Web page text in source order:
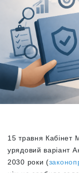
15 травня Кабінет
урядовий варіант
2030 роки (